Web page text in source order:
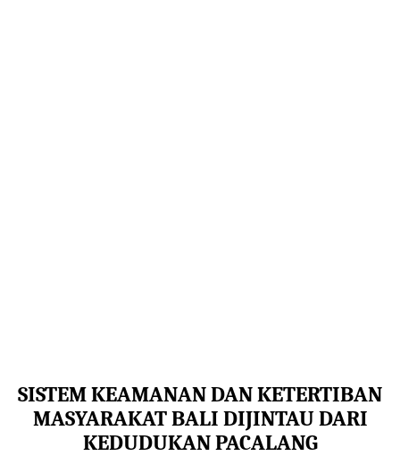
SISTEM KEAMANAN DAN KETERTIBAN
MASYARAKAT BALI DIJINTAU DARI
KEDUDUKAN PACALANG